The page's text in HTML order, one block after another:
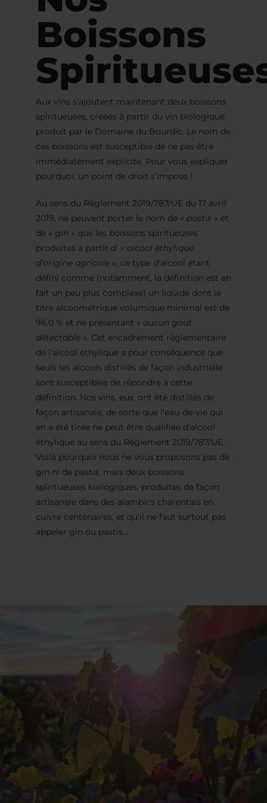
Boissons
Aux vins s’ajoutent maintenant deux boissons
spiritueuses, créées à partir du vin biologique
produit par le Domaine du Bourdic. Le nom de
ces boissons est susceptible de ne pas être
immédiatement explicite. Pour vous expliquer
pourquoi, un point de droit s’impose !
Au sens du Règlement 2019/787/UE du 17 avril
2019, ne peuvent porter le nom de « pastis » et
de « gin » que les boissons spiritueuses
produites à partir d’ « alcool éthylique
d’origine agricole », ce type d’alcool étant
défini comme (notamment, la définition est en
fait un peu plus complexe) un liquide dont le
titre alcoométrique volumique minimal est de
96,0 % et ne présentant « aucun goût
détectable ». Cet encadrement réglementaire
de l’alcool éthylique a pour conséquence que
seuls les alcools distillés de façon industrielle
sont susceptibles de répondre à cette
définition. Nos vins, eux, ont été distillés de
façon artisanale, de sorte que l’eau-de-vie qui
en a été tirée ne peut être qualifiée d’alcool
éthylique au sens du Règlement 2019/787/UE.
Voilà pourquoi nous ne vous proposons pas de
gin ni de pastis, mais deux boissons
spiritueuses biologiques, produites de façon
artisanale dans des alambics charentais en
cuivre centenaires, et qu’il ne faut surtout pas
appeler gin ou pastis…